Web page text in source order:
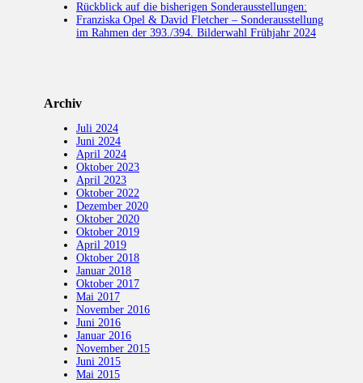
Rückblick auf die bisherigen Sonderausstellungen:
Franziska Opel & David Fletcher – Sonderausstellung
im Rahmen der 393./394. Bilderwahl Frühjahr 2024
Archiv
Juli 2024
Juni 2024
April 2024
Oktober 2023
April 2023
Oktober 2022
Dezember 2020
Oktober 2020
Oktober 2019
April 2019
Oktober 2018
Januar 2018
Oktober 2017
Mai 2017
November 2016
Juni 2016
Januar 2016
November 2015
Juni 2015
Mai 2015